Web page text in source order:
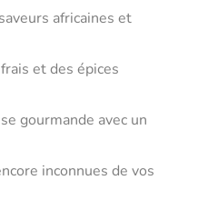
africaines et
et des épices
gourmande avec un
inconnues de vos